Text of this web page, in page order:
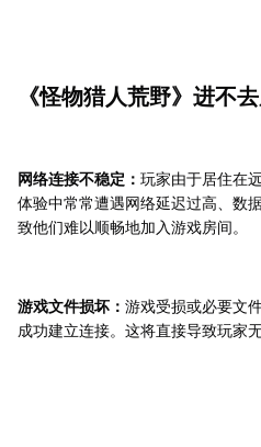
《怪物猎人荒野》进不
网络连接不稳定： 玩家由于居住在
体验中常常遭遇网络延迟过高、数
致他们难以顺畅地加入游戏房间。
游戏文件损坏： 游戏受损或必要文
成功建立连接。这将直接导致玩家